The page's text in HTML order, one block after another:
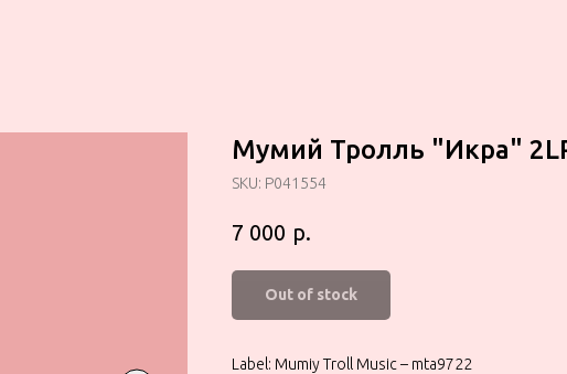
Мумий Тролль "Икра"
SKU: P041554
7 000 р.
Out of stock
Label: Mumiy Troll Music – mta9722